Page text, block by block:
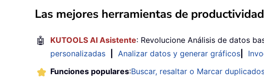
Las mejores herramientas de
🤖 KUTOOLS AI Asistente: Revolucione Análisis de datos
personalizadas
Analizar datos y generar gráficos
Funciones populares:Buscar, resaltar o Marcar